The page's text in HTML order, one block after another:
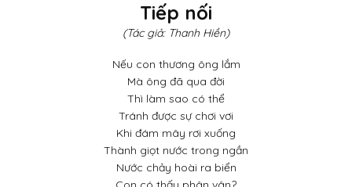
Tiếp nối
(Tác giả: Thanh Hiền)
Nếu con thương ông lắm
Mà ông đã qua đời
Thì làm sao có thể
Tránh được sự chơi vơi
Khi đám mây rơi xuống
Thành giọt nước trong ngần
Nước chảy hoài ra biển